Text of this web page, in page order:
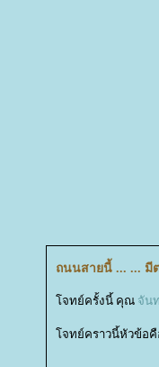
ถนนสายนี้ ... ... มี
จทย์ครั้งนี้ คุณ จัน
จทย์คราวนี้หัวข้อคื